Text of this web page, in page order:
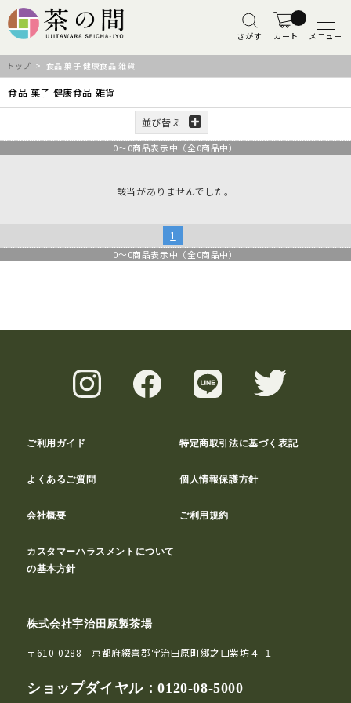
さがす カート メニュー
トップ > 食品 菓子 健康食品 雑貨
食品 菓子 健康食品 雑貨
並び替え
0～0商品表示中（全0商品中）
該当がありませんでした。
1
0～0商品表示中（全0商品中）
ご利用ガイド 特定商取引法に基づく表記
よくあるご質問 個人情報保護方針
会社概要 ご利用規約
カスタマーハラスメントについて
の基本方針
株式会社宇治田原製茶場
〒610-0288 京都府綴喜郡宇治田原町郷之口紫坊４-１
ショップダイヤル：0120-08-5000